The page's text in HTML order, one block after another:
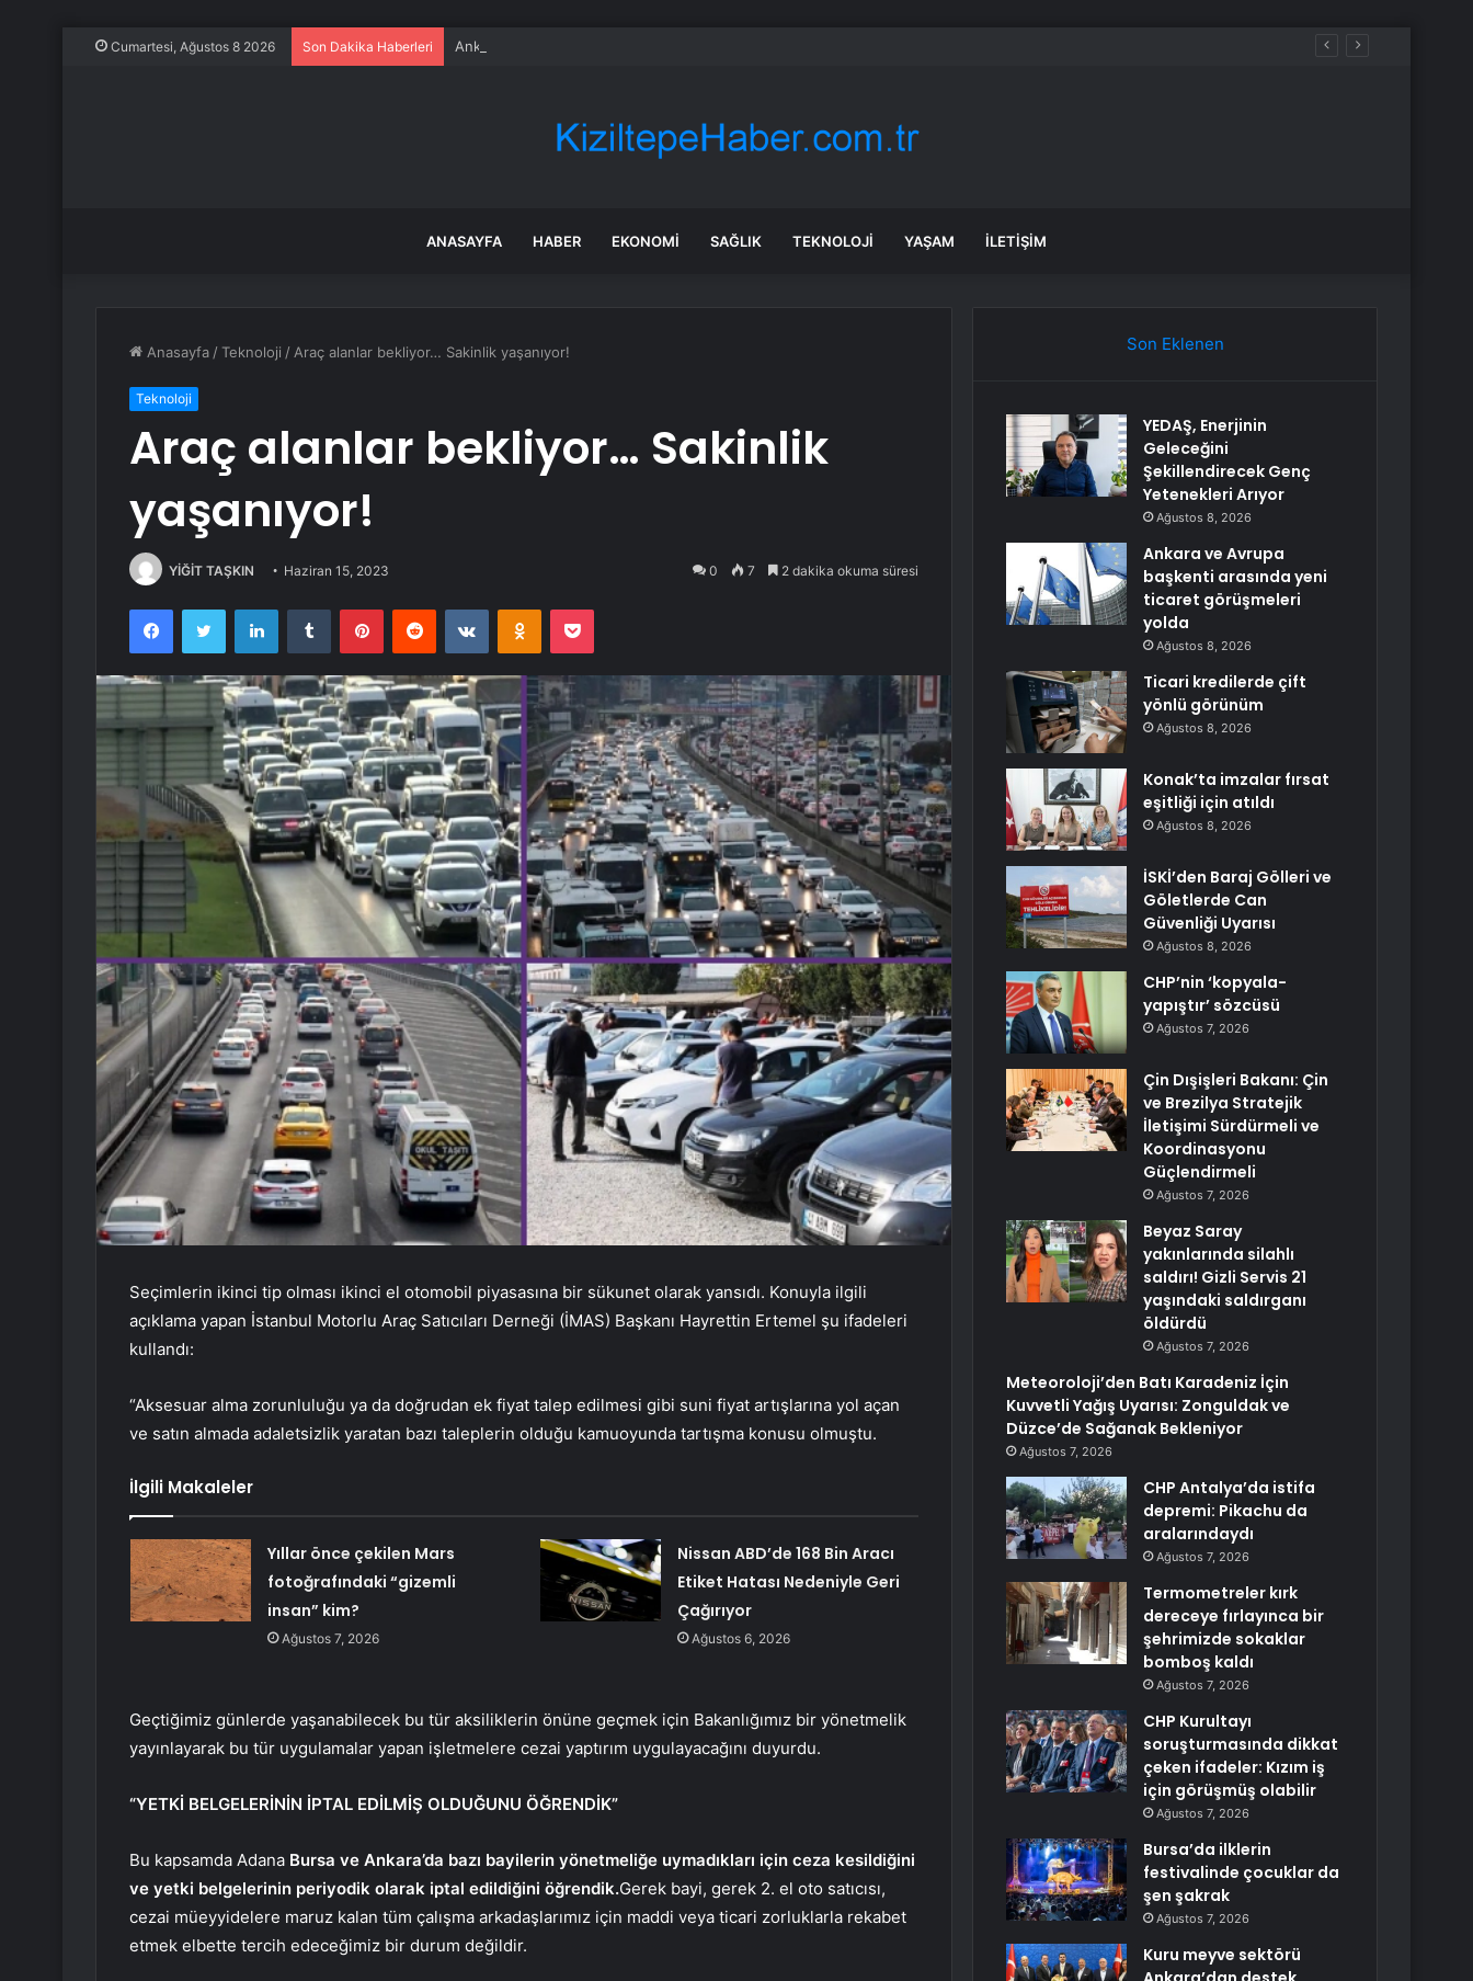
Cumartesi, Ağustos 8 2026 Son Dakika Haberleri Ankara ve Avrupa başkenti arasında yeni ticaret görüşmeleri yolda
ANASAYFA HABER EKONOMI SAĞLIK TEKNOLOJI YAŞAM İLETIŞIM
Anasayfa /Teknoloji / Araç alanlar bekliyor… Sakinlik yaşanıyor!
Teknoloji
Araç alanlar bekliyor… Sakinlik
yaşanıyor!
YİĞİT TAŞKIN Haziran 15, 2023 0 7 2 dakika okuma süresi
FacebookTwitter LinkedInTumblr PinterestReddit VKontakteOdnoklassniki
Pocket
Seçimlerin ikinci tip olması ikinci el otomobil piyasasına bir sükunet olarak yansıdı. Konuyla ilgili
açıklama yapan İstanbul Motorlu Araç Satıcıları Derneği (İMAS) Başkanı Hayrettin Ertemel şu ifadeleri
kullandı:
“Aksesuar alma zorunluluğu ya da doğrudan ek fiyat talep edilmesi gibi suni fiyat artışlarına yol açan
ve satın almada adaletsizlik yaratan bazı taleplerin olduğu kamuoyunda tartışma konusu olmuştu.
İlgili Makaleler
Yıllar önce çekilen Mars
fotoğrafındaki “gizemli
insan” kim?
Ağustos 7, 2026
Nissan ABD’de 168 Bin Aracı
Etiket Hatası Nedeniyle Geri
Çağırıyor
Ağustos 6, 2026
Geçtiğimiz günlerde yaşanabilecek bu tür aksiliklerin önüne geçmek için Bakanlığımız bir yönetmelik
yayınlayarak bu tür uygulamalar yapan işletmelere cezai yaptırım uygulayacağını duyurdu.
“YETKİ BELGELERİNİN İPTAL EDİLMİŞ OLDUĞUNU ÖĞRENDİK”
Bu kapsamda Adana Bursa ve Ankara’da bazı bayilerin yönetmeliğe uymadıkları için ceza kesildiğini
ve yetki belgelerinin periyodik olarak iptal edildiğini öğrendik.Gerek bayi, gerek 2. el oto satıcısı,
cezai müeyyidelere maruz kalan tüm çalışma arkadaşlarımız için maddi veya ticari zorluklarla rekabet
etmek elbette tercih edeceğimiz bir durum değildir.
Son Eklenen
YEDAŞ, Enerjinin
Geleceğini
Şekillendirecek Genç
Yetenekleri Arıyor
Ağustos 8, 2026
Ankara ve Avrupa
başkenti arasında yeni
ticaret görüşmeleri
yolda
Ağustos 8, 2026
Ticari kredilerde çift
yönlü görünüm
Ağustos 8, 2026
Konak’ta imzalar fırsat
eşitliği için atıldı
Ağustos 8, 2026
İSKİ’den Baraj Gölleri ve
Göletlerde Can
Güvenliği Uyarısı
Ağustos 8, 2026
CHP’nin ‘kopyala-
yapıştır’ sözcüsü
Ağustos 7, 2026
Çin Dışişleri Bakanı: Çin
ve Brezilya Stratejik
İletişimi Sürdürmeli ve
Koordinasyonu
Güçlendirmeli
Ağustos 7, 2026
Beyaz Saray
yakınlarında silahlı
saldırı! Gizli Servis 21
yaşındaki saldırganı
öldürdü
Ağustos 7, 2026
Meteoroloji’den Batı Karadeniz İçin
Kuvvetli Yağış Uyarısı: Zonguldak ve
Düzce’de Sağanak Bekleniyor
Ağustos 7, 2026
CHP Antalya’da istifa
depremi: Pikachu da
aralarındaydı
Ağustos 7, 2026
Termometreler kırk
dereceye fırlayınca bir
şehrimizde sokaklar
bomboş kaldı
Ağustos 7, 2026
CHP Kurultayı
soruşturmasında dikkat
çeken ifadeler: Kızım iş
için görüşmüş olabilir
Ağustos 7, 2026
Bursa’da ilklerin
festivalinde çocuklar da
şen şakrak
Ağustos 7, 2026
Kuru meyve sektörü